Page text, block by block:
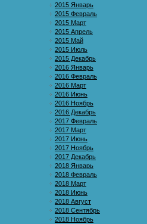
2015 Январь
2015 Февраль
2015 Март
2015 Апрель
2015 Май
2015 Июль
2015 Декабрь
2016 Январь
2016 Февраль
2016 Март
2016 Июнь
2016 Ноябрь
2016 Декабрь
2017 Февраль
2017 Март
2017 Июнь
2017 Ноябрь
2017 Декабрь
2018 Январь
2018 Февраль
2018 Март
2018 Июнь
2018 Август
2018 Сентябрь
2018 Ноябрь